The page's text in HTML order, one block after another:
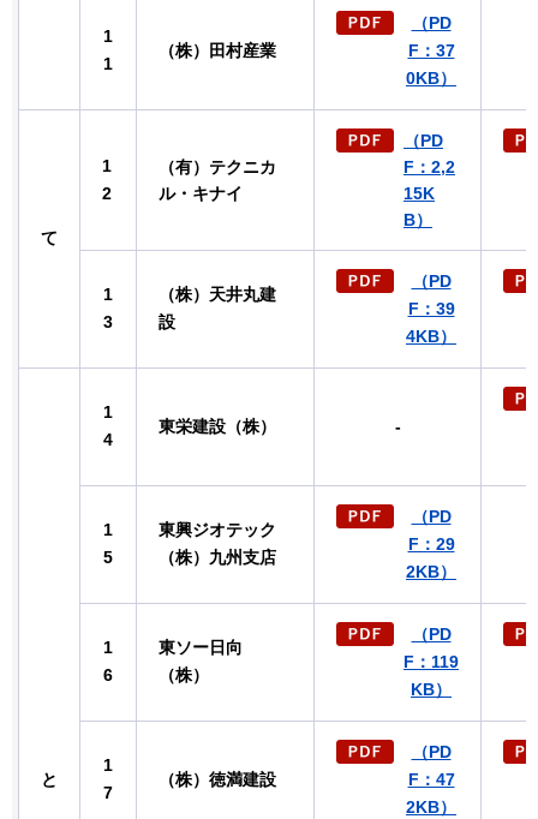
1
1
（株）田村産業
（PD
F：37
0KB）
て
1
2
（有）テクニカ
ル・キナイ
（PD
F：2,2
15K
B）
1
3
（株）天井丸建
設
（PD
F：39
4KB）
と
1
4
東栄建設（株） -
1
5
東興ジオテック
（株）九州支店
（PD
F：29
2KB）
1
6
東ソー日向
（株）
（PD
F：119
KB）
1
7
（株）徳満建設
（PD
F：47
2KB）